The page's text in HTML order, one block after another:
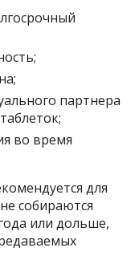
партнера
во время
для
собираются
или дольше,